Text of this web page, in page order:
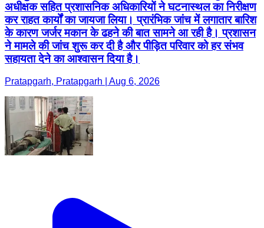
अधीक्षक सहित प्रशासनिक अधिकारियों ने घटनास्थल का निरीक्षण
कर राहत कार्यों का जायजा लिया। प्रारंभिक जांच में लगातार बारिश
के कारण जर्जर मकान के ढहने की बात सामने आ रही है। प्रशासन
ने मामले की जांच शुरू कर दी है और पीड़ित परिवार को हर संभव
सहायता देने का आश्वासन दिया है।
Pratapgarh, Pratapgarh | Aug 6, 2026